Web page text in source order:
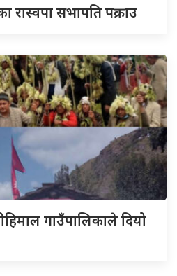
रास्वपा सभापति पक्राउ
गाउँपालिकाले दियो